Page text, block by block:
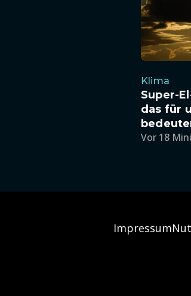
Klima
Super-
das für
Vor 18
Impressum